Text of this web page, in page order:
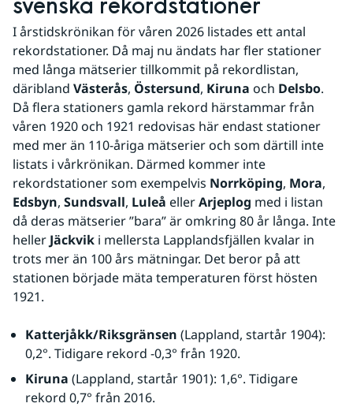
I årstidskrönikan för våren 2026 listades ett antal
rekordstationer. Då maj nu ändats har fler stationer
med långa mätserier tillkommit på rekordlistan,
däribland Västerås, Östersund, Kiruna och Delsbo.
Då flera stationers gamla rekord härstammar från
våren 1920 och 1921 redovisas här endast stationer
med mer än 110-åriga mätserier och som därtill inte
listats i vårkrönikan. Därmed kommer inte
rekordstationer som exempelvis Norrköping, Mora
Edsbyn, Sundsvall, Luleå eller Arjeplog med i listan
då deras mätserier ”bara” är omkring 80 år långa. Inte
heller Jäckvik i mellersta Lapplandsfjällen kvalar in
trots mer än 100 års mätningar. Det beror på att
stationen började mäta temperaturen först hösten
1921.
Katterjåkk/Riksgränsen (Lappland, startår 1904):
0,2°. Tidigare rekord -0,3° från 1920.
Kiruna (Lappland, startår 1901): 1,6°. Tidigare
rekord 0,7° från 2016.